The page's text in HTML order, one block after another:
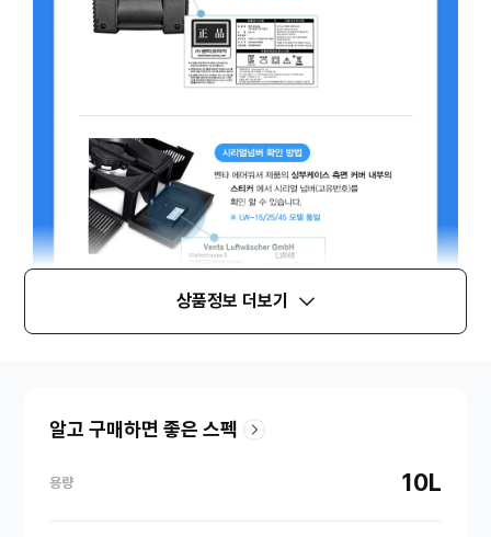
상품정보 더보기
알고 구매하면 좋은 스펙
용량 10L